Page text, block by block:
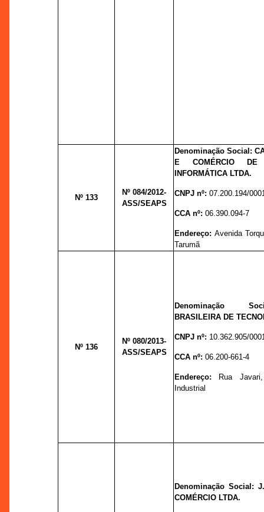
Nº 133
Nº 084/2012-
ASS/SEAPS
Denominação Social:
E COMÉRCIO DE
INFORMÁTICA LTDA.
CNPJ nº:07.200.194/
CCA nº: 06.390.094-7
Endereço:Avenida
Tarumã
Nº 136
Nº 080/2013-
ASS/SEAPS
Denominação
BRASILEIRA DE
CNPJ nº: 10.362.905/
CCA nº:06.200-661-4
Endereço:
Rua
Industrial
Denominação Social:
COMÉRCIO LTDA.